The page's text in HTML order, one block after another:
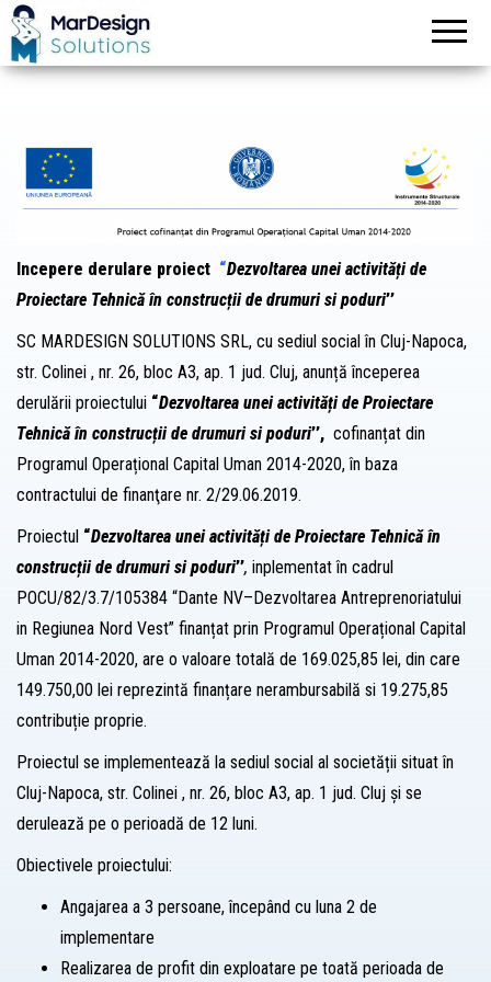
Incepere derulare proiect “Dezvoltarea unei activități de
Proiectare Tehnică în construcții de drumuri si poduri’’
SC MARDESIGN SOLUTIONS SRL, cu sediul social în Cluj-Napoca,
str. Colinei , nr. 26, bloc A3, ap. 1 jud. Cluj, anunță începerea
derulării proiectului “Dezvoltarea unei activități de Proiectare
Tehnică în construcții de drumuri si poduri’’, cofinanțat din
Programul Operațional Capital Uman 2014-2020, în baza
contractului de finanţare nr. 2/29.06.2019.
Proiectul “Dezvoltarea unei activități de Proiectare Tehnică în
construcții de drumuri si poduri’’, inplementat în cadrul
POCU/82/3.7/105384 “Dante NV–Dezvoltarea Antreprenoriatului
in Regiunea Nord Vest” finanțat prin Programul Operațional Capital
Uman 2014-2020, are o valoare totală de 169.025,85 lei, din care
149.750,00 lei reprezintă finanțare nerambursabilă si 19.275,85
contribuție proprie.
Proiectul se implementează la sediul social al societății situat în
Cluj-Napoca, str. Colinei , nr. 26, bloc A3, ap. 1 jud. Cluj și se
derulează pe o perioadă de 12 luni.
Obiectivele proiectului:
Angajarea a 3 persoane, începând cu luna 2 de
implementare
Realizarea de profit din exploatare pe toată perioada de